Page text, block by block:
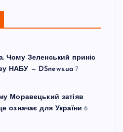
Чому Зеленський приніс
НАБУ — DSnews.ua 7
Моравецький затіяв
означає для України 6